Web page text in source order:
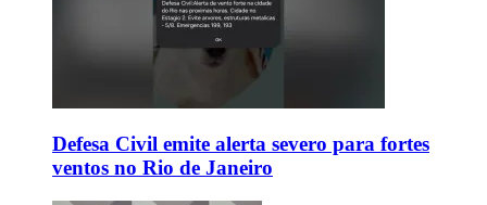
Defesa Civil emite alerta severo para fortes
ventos no Rio de Janeiro